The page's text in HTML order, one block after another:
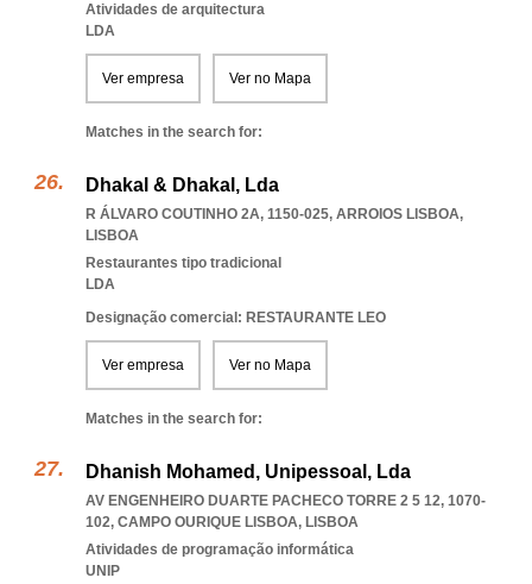
Atividades de arquitectura
LDA
Ver empresa Ver no Mapa
Matches in the search for:
Dhakal & Dhakal, Lda
R ÁLVARO COUTINHO 2A, 1150-025, ARROIOS LISBOA,
LISBOA
Restaurantes tipo tradicional
LDA
Designação comercial: RESTAURANTE LEO
Ver empresa Ver no Mapa
Matches in the search for:
Dhanish Mohamed, Unipessoal, Lda
AV ENGENHEIRO DUARTE PACHECO TORRE 2 5 12, 1070-
102, CAMPO OURIQUE LISBOA, LISBOA
Atividades de programação informática
UNIP